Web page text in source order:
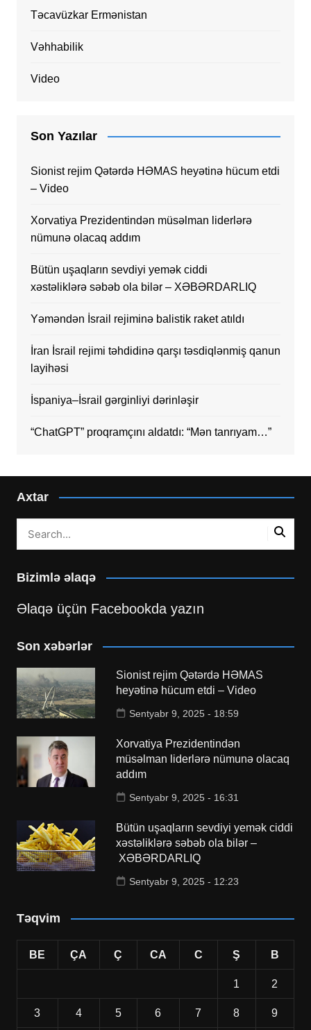
Təcavüzkar Ermənistan
Vəhhabilik
Video
Son Yazılar
Sionist rejim Qətərdə HƏMAS heyətinə hücum etdi
– Video
Xorvatiya Prezidentindən müsəlman liderlərə
nümunə olacaq addım
Bütün uşaqların sevdiyi yemək ciddi
xəstəliklərə səbəb ola bilər – XƏBƏRDARLIQ
Yəməndən İsrail rejiminə balistik raket atıldı
İran İsrail rejimi təhdidinə qarşı təsdiqlənmiş qanun
layihəsi
İspaniya–İsrail gərginliyi dərinləşir
“ChatGPT” proqramçını aldatdı: “Mən tanrıyam…”
Axtar
Bizimlə əlaqə
Əlaqə üçün Facebookda yazın
Son xəbərlər
Sionist rejim Qətərdə HƏMAS
heyətinə hücum etdi – Video
Sentyabr 9, 2025 - 18:59
Xorvatiya Prezidentindən
müsəlman liderlərə nümunə olacaq
addım
Sentyabr 9, 2025 - 16:31
Bütün uşaqların sevdiyi yemək ciddi
xəstəliklərə səbəb ola bilər –
XƏBƏRDARLIQ
Sentyabr 9, 2025 - 12:23
Təqvim
BE ÇA Ç CA C Ş B
1 2
3 4 5 6 7 8 9